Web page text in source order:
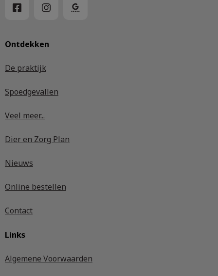
Ontdekken
De praktijk
Spoedgevallen
Veel meer...
Dier en Zorg Plan
Nieuws
Online bestellen
Contact
Links
Algemene Voorwaarden